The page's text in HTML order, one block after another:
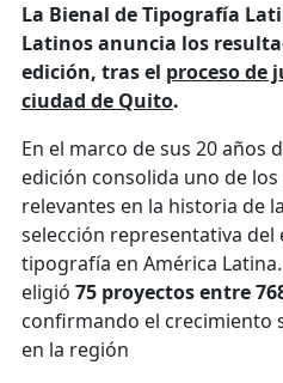
La Bienal de Tipografía
Latinos anuncia los
edición, tras el proceso de
ciudad de Quito.
En el marco de sus 20 años
edición consolida uno de
relevantes en la historia de
selección representativa del
tipografía en América
eligió 75 proyectos entre
confirmando el crecimiento
en la región